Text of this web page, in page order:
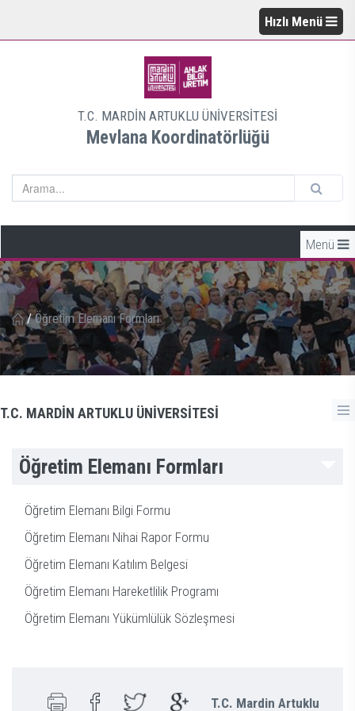
Hızlı Menü
T.C. MARDİN ARTUKLU ÜNİVERSİTESİ
Mevlana Koordinatörlüğü
Menü
/ Öğretim Elemanı Formları
T.C. MARDİN ARTUKLU ÜNİVERSİTESİ
Öğretim Elemanı Formları
Öğretim Elemanı Bilgi Formu
Öğretim Elemanı Nihai Rapor Formu
Öğretim Elemanı Katılım Belgesi
Öğretim Elemanı Hareketlilik Programı
Öğretim Elemanı Yükümlülük Sözleşmesi
T.C. Mardin Artuklu